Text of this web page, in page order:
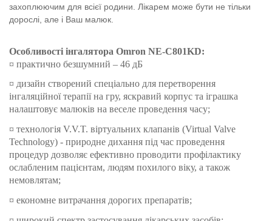
захоплюючим для всієї родини. Лікарем може бути не тільки
дорослі, але і Ваш малюк.
Особливості інгалятора Omron NE-C801KD:
¤ практично безшумний – 46 дБ
¤ дизайн створений спеціально для перетворення
інгаляційної терапії на гру, яскравий корпус та іграшка
налаштовує малюків на веселе проведення часу;
¤ технологія V.V.T. віртуальних клапанів (Virtual Valve
Technology) - природне дихання під час проведення
процедур дозволяє ефективно проводити профілактику
ослабленим пацієнтам, людям похилого віку, а також
немовлятам;
¤ економне витрачання дорогих препаратів;